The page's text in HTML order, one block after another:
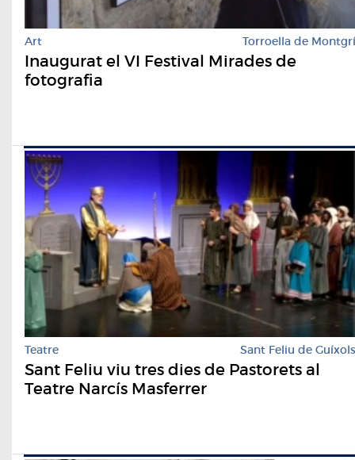
Art Torroella de Montgrí
Inaugurat el VI Festival Mirades de
fotografia
Teatre Sant Feliu de Guíxols
Sant Feliu viu tres dies de Pastorets al
Teatre Narcís Masferrer